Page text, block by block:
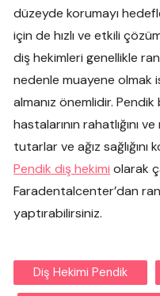
düzeyde korumayı
için de hızlı ve etkili
diş hekimleri genellikle
nedenle muayene olmak
almanız önemlidir.
hastalarının rahatlığını
tutarlar ve ağız sağlığını
Pendik diş hekimi olarak
Faradentalcenter’dan
yaptırabilirsiniz.
Diş Hekimi Pendik